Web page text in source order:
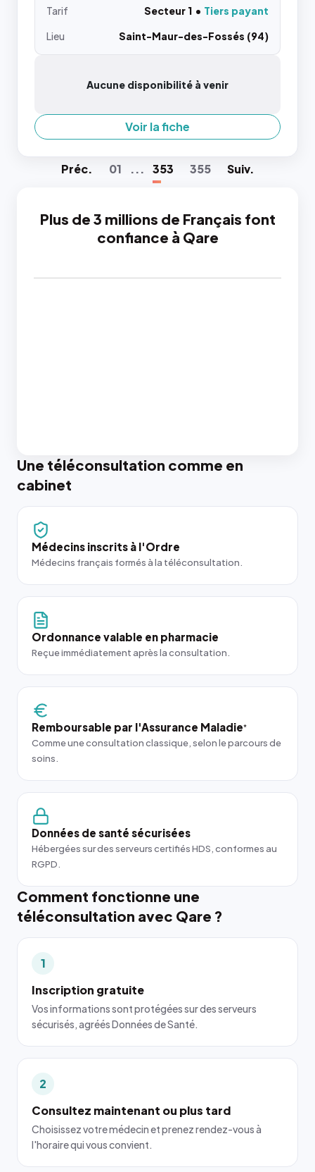
Tarif Secteur 1
Tiers payant
Lieu
Saint-Maur-des-Fossés (94)
Aucune disponibilité à venir
Voir la fiche
Préc. 01 ... 353 355 Suiv.
Plus de 3 millions de Français font
confiance à Qare
Une téléconsultation comme en
cabinet
Médecins inscrits à l'Ordre
Médecins français formés à la téléconsultation.
Ordonnance valable en pharmacie
Reçue immédiatement après la consultation.
Remboursable par l'Assurance Maladie*
Comme une consultation classique, selon le parcours de
soins.
Données de santé sécurisées
Hébergées sur des serveurs certifiés HDS, conformes au
RGPD.
Comment fonctionne une
téléconsultation avec Qare ?
1
Inscription gratuite
Vos informations sont protégées sur des serveurs
sécurisés, agréés Données de Santé.
2
Consultez maintenant ou plus tard
Choisissez votre médecin et prenez rendez-vous à
l'horaire qui vous convient.